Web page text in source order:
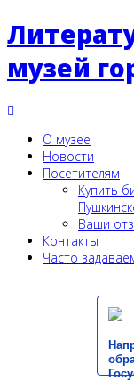
музей
О музее
Новости
Посетителям
Купить
Ваши
Контакты
Часто